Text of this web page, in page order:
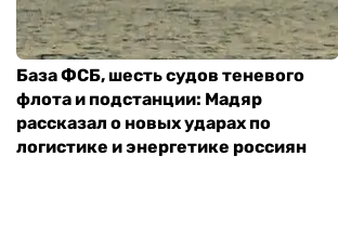
База ФСБ, шесть судов теневого
флота и подстанции: Мадяр
рассказал о новых ударах по
логистике и энергетике россиян